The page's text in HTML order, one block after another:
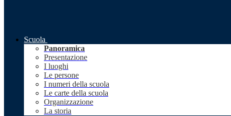
Scuola
Panoramica
Presentazione
I luoghi
Le persone
I numeri della scuola
Le carte della scuola
Organizzazione
La storia